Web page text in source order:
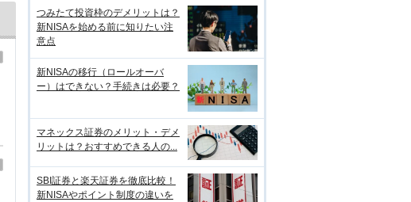
つみたて投資枠のデメリットは？
新NISAを始める前に知りたい注
意点
新NISAの移行（ロールオーバ
ー）はできない？手続きは必要？
マネックス証券のメリット・デメ
リットは？おすすめできる人の...
SBI証券と楽天証券を徹底比較！
新NISAやポイント制度の違いを